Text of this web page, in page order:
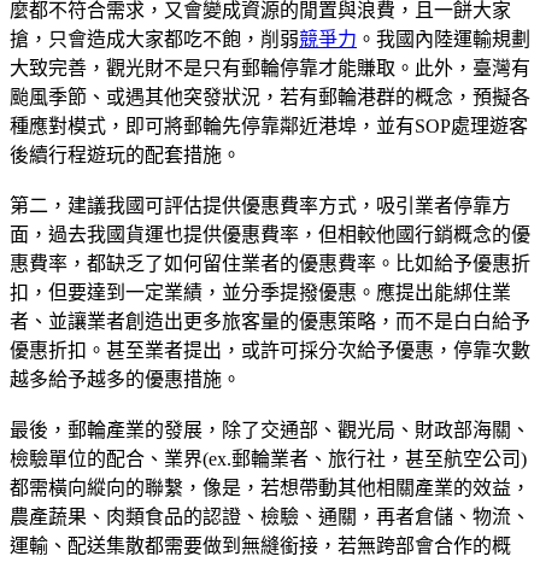
麼都不符合需求，又會變成資源的閒置與浪費，且一餅大家
搶，只會造成大家都吃不飽，削弱競爭力 。我國內陸運輸規劃
大致完善，觀光財不是只有郵輪停靠才能賺取。此外，臺灣有
颱風季節、或遇其他突發狀況，若有郵輪港群的概念，預擬各
種應對模式，即可將郵輪先停靠鄰近港埠，並有SOP處理遊客
後續行程遊玩的配套措施。
第二，建議我國可評估提供優惠費率方式，吸引業者停靠方
面，過去我國貨運也提供優惠費率，但相較他國行銷概念的優
惠費率，都缺乏了如何留住業者的優惠費率。比如給予優惠折
扣，但要達到一定業績，並分季提撥優惠。應提出能綁住業
者、並讓業者創造出更多旅客量的優惠策略，而不是白白給予
優惠折扣。甚至業者提出，或許可採分次給予優惠，停靠次數
越多給予越多的優惠措施。
最後，郵輪產業的發展，除了交通部、觀光局、財政部海關、
檢驗單位的配合、業界(ex.郵輪業者、旅行社，甚至航空公司)
都需橫向縱向的聯繫，像是，若想帶動其他相關產業的效益，
農產蔬果、肉類食品的認證、檢驗、通關，再者倉儲、物流、
運輸、配送集散都需要做到無縫銜接，若無跨部會合作的概